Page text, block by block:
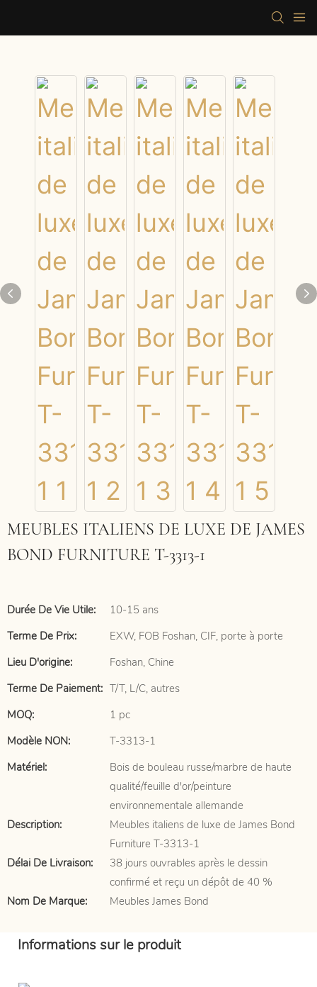
MEUBLES ITALIENS DE LUXE DE JAMES
BOND FURNITURE T-3313-1
Durée De Vie Utile:
10-15 ans
Terme De Prix:
EXW, FOB Foshan, CIF, porte à porte
Lieu D'origine:
Foshan, Chine
Terme De Paiement: T/T, L/C, autres
MOQ:
1 pc
Modèle NON:
T-3313-1
Matériel:
Bois de bouleau russe/marbre de haute
qualité/feuille d'or/peinture
environnementale allemande
Description:
Meubles italiens de luxe de James Bond
Furniture T-3313-1
Délai De Livraison:
38 jours ouvrables après le dessin
confirmé et reçu un dépôt de 40 %
Nom De Marque:
Meubles James Bond
Informations sur le produit